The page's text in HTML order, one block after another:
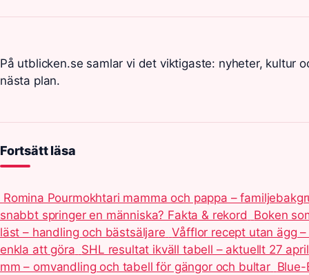
På utblicken.se samlar vi det viktigaste: nyheter, kultur
nästa plan.
Fortsätt läsa
Romina Pourmokhtari mamma och pappa –
snabbt springer en människa? Fakta & rekord Boken
läst – handling och bästsäljare Våfflor recept utan ägg
enkla att göra SHL resultat ikväll tabell – aktuellt 27 april
mm – omvandling och tabell för gängor och bultar Blue-